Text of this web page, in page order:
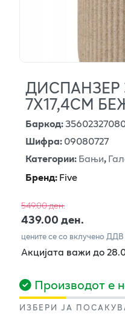
ДИСПАНЗЕР
7X17,4CM
Баркод:
Шифра:09080727
Категории:Бањи,
Бренд:Five
549.00 ден.
439.00 ден.
цените се со вклучено ДДВ
Акцијата важи до
Производот е
ИЗБЕРИ ЈА